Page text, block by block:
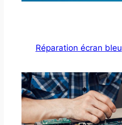
Réparation écran bleu